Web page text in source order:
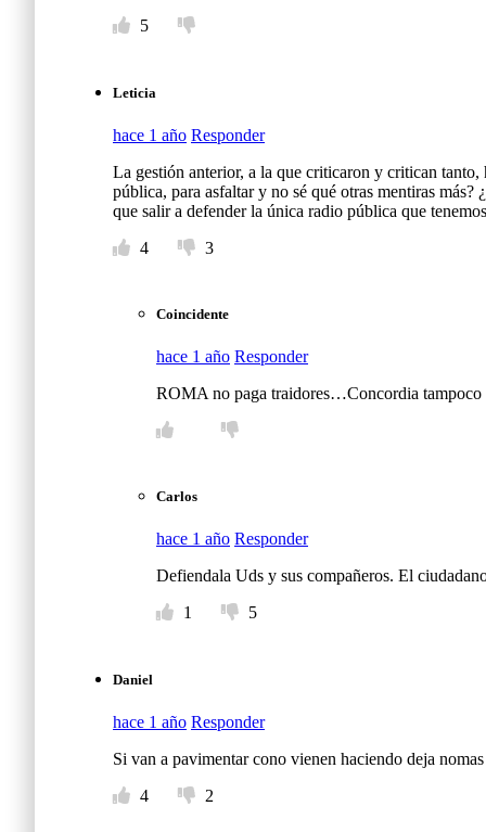
5
Leticia
hace 1 año Responder
La gestión anterior, a la que criticaron y critican
pública, para asfaltar y no sé qué otras mentiras
que salir a defender la única radio pública que
4
3
Coincidente
hace 1 año Responder
ROMA no paga traidores…Concordia tampoco
Carlos
hace 1 año Responder
Defiendala Uds y sus compañeros. El
1
5
Daniel
hace 1 año Responder
Si van a pavimentar cono vienen haciendo deja
4
2